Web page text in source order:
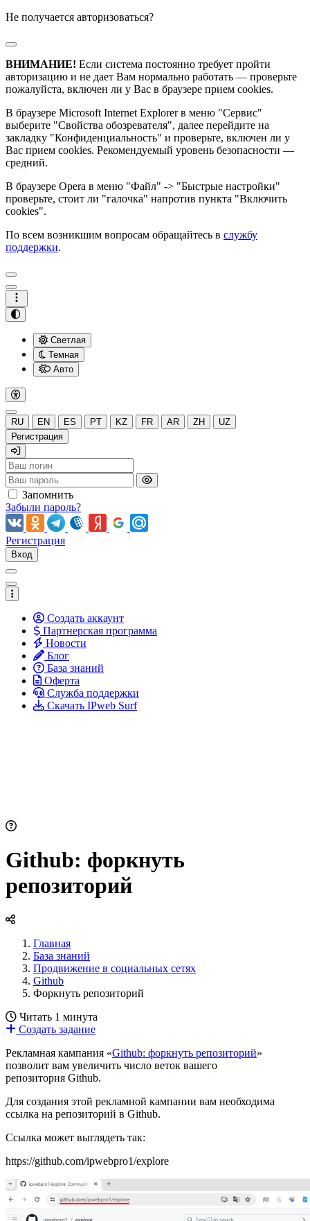
Не получается авторизоваться?
ВНИМАНИЕ! Если система постоянно требует пройти
авторизацию и не дает Вам нормально работать — проверьте
пожалуйста, включен ли у Вас в браузере прием cookies.
В браузере Microsoft Internet Explorer в меню "Сервис"
выберите "Свойства обозревателя", далее перейдите на
закладку "Конфиденциальность" и проверьте, включен ли у
Вас прием cookies. Рекомендуемый уровень безопасности —
средний.
В браузере Opera в меню "Файл" -> "Быстрые настройки"
проверьте, стоит ли "галочка" напротив пункта "Включить
cookies".
По всем возникшим вопросам обращайтесь в службу
поддержки.
Светлая
Темная
Авто
RU EN ES PT KZ FR AR ZH
UZ
Регистрация
Запомнить
Забыли пароль?
Регистрация
Вход
Создать аккаунт
Партнерская программа
Новости
Блог
База знаний
Оферта
Служба поддержки
Скачать IPweb Surf
Github: форкнуть
репозиторий
Главная
База знаний
Продвижение в социальных сетях
Github
Форкнуть репозиторий
Читать 1 минута
Создать задание
Рекламная кампания «Github: форкнуть репозиторий»
позволит вам увеличить число веток вашего
репозитория Github.
Для создания этой рекламной кампании вам необходима
ссылка на репозиторий в Github.
Ссылка может выглядеть так:
https://github.com/ipwebpro1/explore